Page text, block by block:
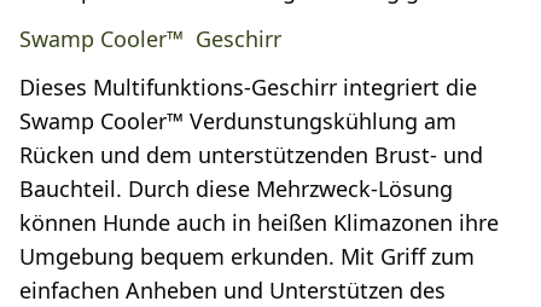
Swamp Cooler™ Geschirr
Dieses Multifunktions-Geschirr integriert die
Swamp Cooler™ Verdunstungskühlung am
Rücken und dem unterstützenden Brust- und
Bauchteil. Durch diese Mehrzweck-Lösung
können Hunde auch in heißen Klimazonen ihre
Umgebung bequem erkunden. Mit Griff zum
einfachen Anheben und Unterstützen des